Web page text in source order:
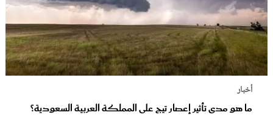
أخبار
ما هو مدى تأثير إعصار تيج على المملكة العربية السعودية؟